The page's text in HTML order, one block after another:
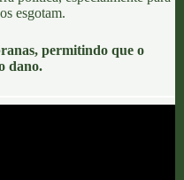
esgotam.
permitindo que o
dano.